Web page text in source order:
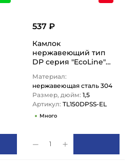
537 ₽
Камлок
нержавеющий тип
DР серия "EcoLine"
розетки 1 1/2",
TL150DPSS-EL…
Материал:
нержавеющая сталь 304
Размер, дюйм: 1,5
Артикул: TL150DPSS-EL
Много
1